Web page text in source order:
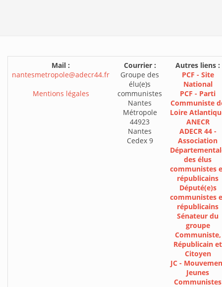
Mail :
nantesmetropole@adecr44.fr
Mentions légales
Courrier :
Groupe des
élu(e)s
communistes
Nantes
Métropole
44923
Nantes
Cedex 9
Autres liens :
PCF - Site
National
PCF - Parti
Communiste
Loire
ANECR
ADECR 44 -
Association
des élus
communistes
républicains
Député(e)s
communistes
républicains
Sénateur du
groupe
Communiste,
Républicain et
Citoyen
JC -
Jeunes
Communistes